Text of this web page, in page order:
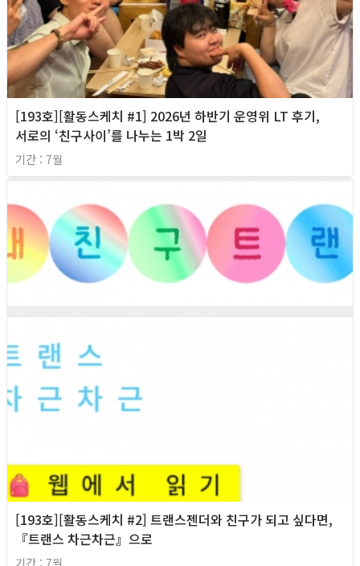
[193호][활동스케치 #1] 2026년 하반기 운영위 LT 후기,
서로의 ‘친구사이’를 나누는 1박 2일
기간 : 7월
[193호][활동스케치 #2] 트랜스젠더와 친구가 되고 싶다면,
『트랜스 차근차근』으로